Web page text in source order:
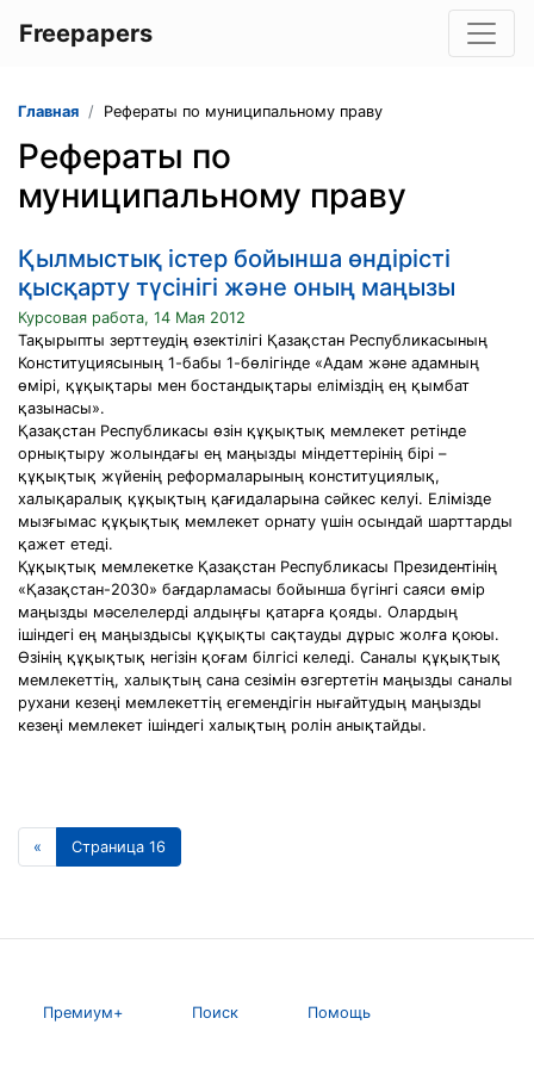
Freepapers
Главная Рефераты по муниципальному праву
Рефераты по
муниципальному праву
Қылмыстық істер бойынша өндірісті
қысқарту түсінігі және оның маңызы
Курсовая работа, 14 Мая 2012
Тақырыпты зерттеудің өзектілігі Қазақстан Республикасының
Конституциясының 1-бабы 1-бөлігінде «Адам және адамның
өмірі, құқықтары мен бостандықтары еліміздің ең қымбат
қазынасы».
Қазақстан Республикасы өзін құқықтық мемлекет ретінде
орнықтыру жолындағы ең маңызды міндеттерінің бірі –
құқықтық жүйенің реформаларының конституциялық,
халықаралық құқықтың қағидаларына сәйкес келуі. Елімізде
мызғымас құқықтық мемлекет орнату үшін осындай шарттарды
қажет етеді.
Құқықтық мемлекетке Қазақстан Республикасы Президентінің
«Қазақстан-2030» бағдарламасы бойынша бүгінгі саяси өмір
маңызды мәселелерді алдыңғы қатарға қояды. Олардың
ішіндегі ең маңыздысы құқықты сақтауды дұрыс жолға қоюы.
Өзінің құқықтық негізін қоғам білгісі келеді. Саналы құқықтық
мемлекеттің, халықтың сана сезімін өзгертетін маңызды саналы
рухани кезеңі мемлекеттің егемендігін нығайтудың маңызды
кезеңі мемлекет ішіндегі халықтың ролін анықтайды.
« Страница 16
Премиум+ Поиск Помощь